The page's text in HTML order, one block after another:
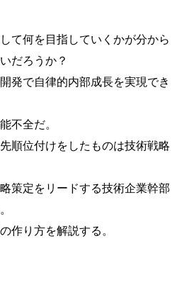
て何を目指していくかが分から
だろうか？
発で自律的内部成長を実現でき
不全だ。
順位付けをしたものは技術戦略
策定をリードする技術企業幹部
作り方を解説する。